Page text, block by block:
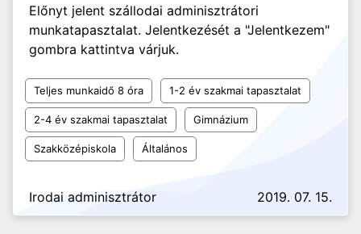
Előnyt jelent szállodai adminisztrátori
munkatapasztalat. Jelentkezését a "Jelentkezem"
gombra kattintva várjuk.
Teljes munkaidő 8 óra 1-2 év szakmai tapasztalat
2-4 év szakmai tapasztalat Gimnázium
Szakközépiskola Általános
Irodai adminisztrátor 2019. 07. 15.